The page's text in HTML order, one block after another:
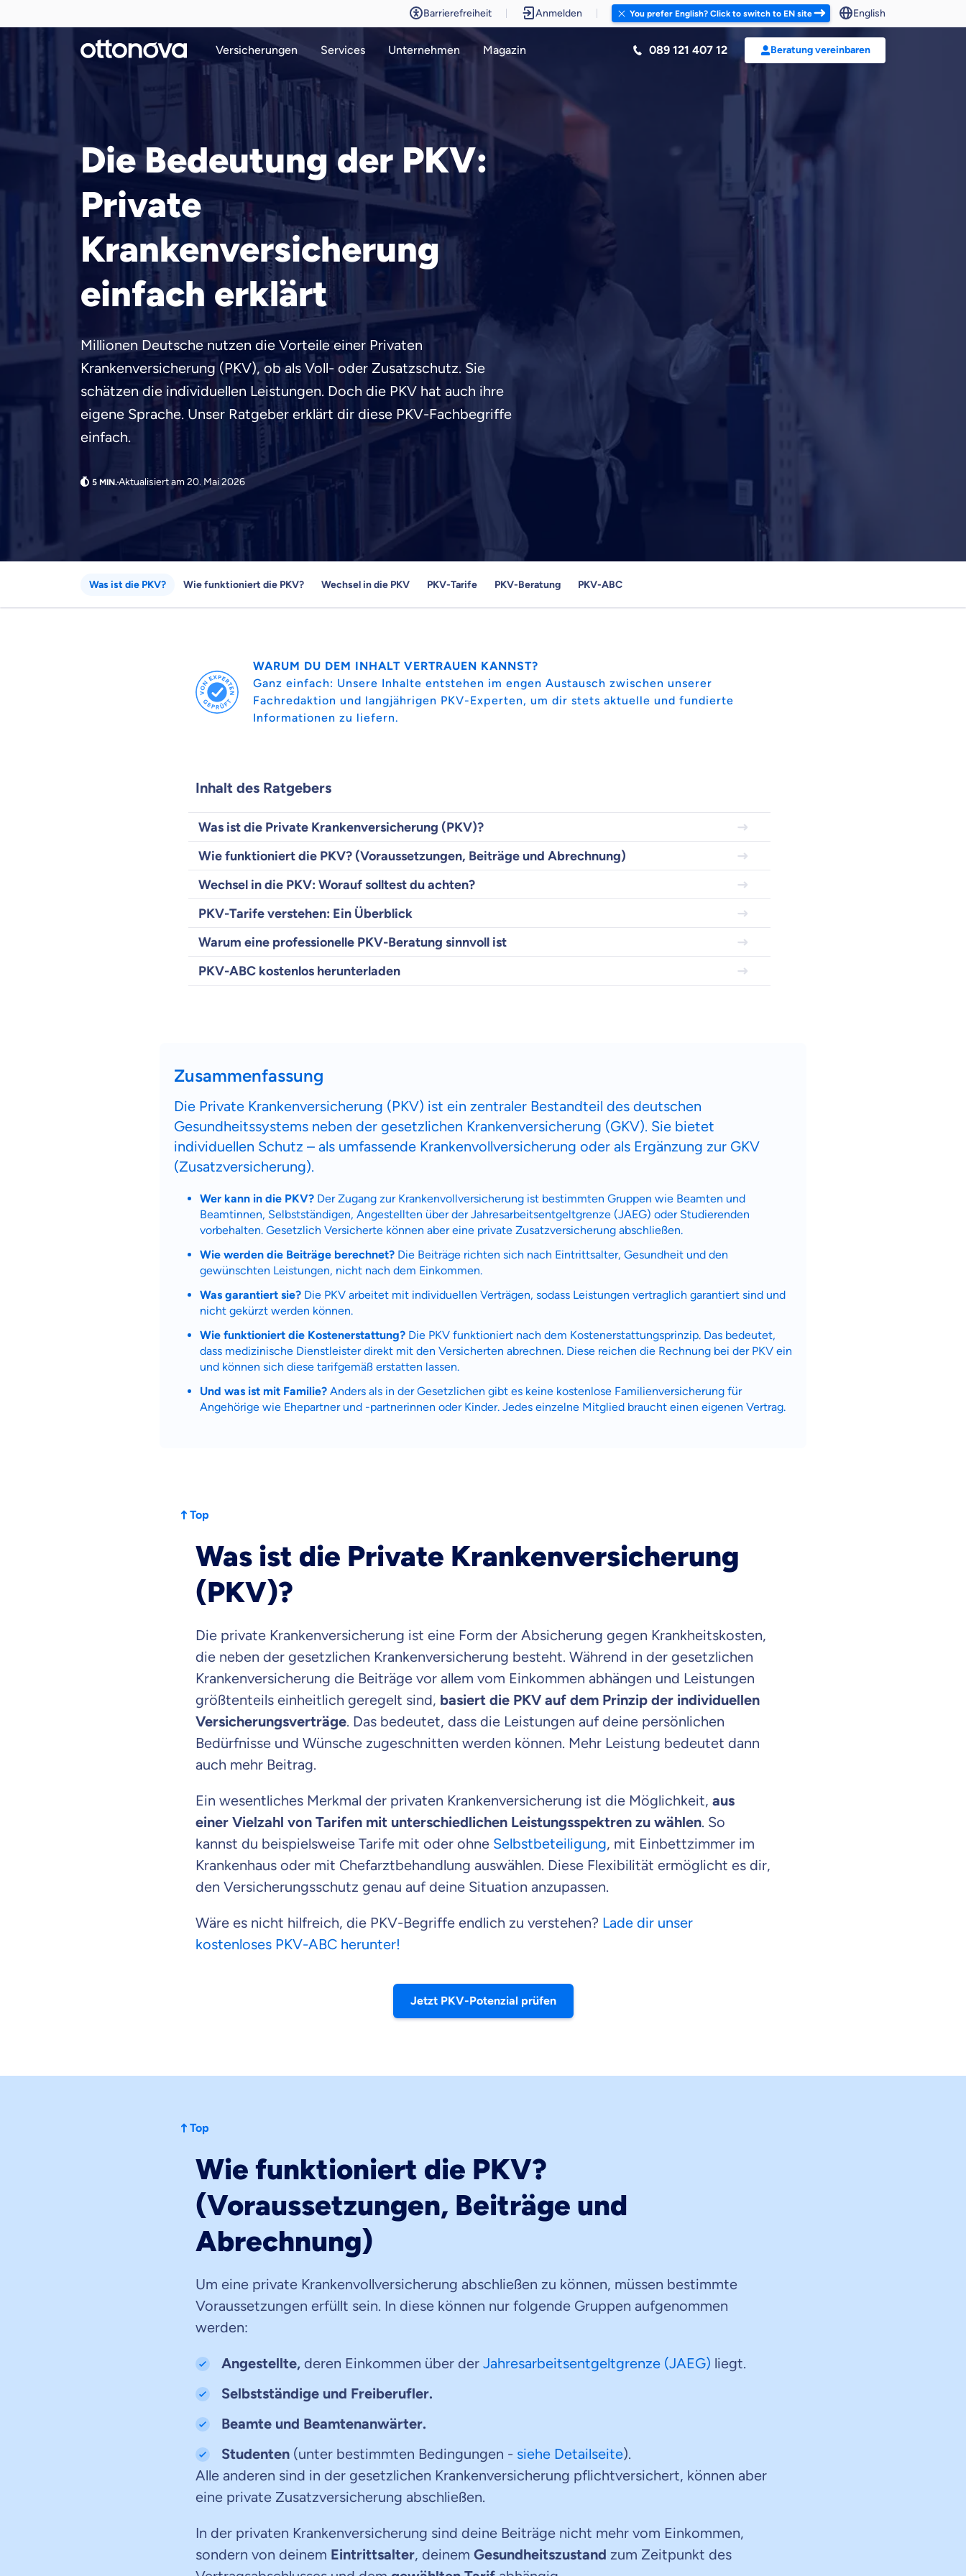
Barrierefreiheit Anmelden You prefer English? Click to switch to EN site English
Versicherungen Services Unternehmen Magazin 089 121 407 12 Beratung vereinbaren
Die Bedeutung der PKV:
Private
Krankenversicherung
einfach erklärt
Millionen Deutsche nutzen die Vorteile einer Privaten
Krankenversicherung (PKV), ob als Voll- oder Zusatzschutz. Sie
schätzen die individuellen Leistungen. Doch die PKV hat auch ihre
eigene Sprache. Unser Ratgeber erklärt dir diese PKV-Fachbegriffe
einfach.
Aktualisiert am 20. Mai 2026
Was ist die PKV? Wie funktioniert die PKV? Wechsel in die PKV PKV-Tarife PKV-Beratung PKV-ABC
WARUM DU DEM INHALT VERTRAUEN KANNST?
Ganz einfach: Unsere Inhalte entstehen im engen Austausch zwischen unserer
Fachredaktion und langjährigen PKV-Experten, um dir stets aktuelle und fundierte
Informationen zu liefern.
Inhalt des Ratgebers
Was ist die Private Krankenversicherung (PKV)?
Wie funktioniert die PKV? (Voraussetzungen, Beiträge und Abrechnung)
Wechsel in die PKV: Worauf solltest du achten?
PKV-Tarife verstehen: Ein Überblick
Warum eine professionelle PKV-Beratung sinnvoll ist
PKV-ABC kostenlos herunterladen
Zusammenfassung
Die Private Krankenversicherung (PKV) ist ein zentraler Bestandteil des deutschen
Gesundheitssystems neben der gesetzlichen Krankenversicherung (GKV). Sie bietet
individuellen Schutz – als umfassende Krankenvollversicherung oder als Ergänzung zur GKV
(Zusatzversicherung).
Wer kann in die PKV? Der Zugang zur Krankenvollversicherung ist bestimmten Gruppen wie Beamten und
Beamtinnen, Selbstständigen, Angestellten über der Jahresarbeitsentgeltgrenze (JAEG) oder Studierenden
vorbehalten. Gesetzlich Versicherte können aber eine private Zusatzversicherung abschließen.
Wie werden die Beiträge berechnet? Die Beiträge richten sich nach Eintrittsalter, Gesundheit und den
gewünschten Leistungen, nicht nach dem Einkommen.
Was garantiert sie? Die PKV arbeitet mit individuellen Verträgen, sodass Leistungen vertraglich garantiert sind und
nicht gekürzt werden können.
Wie funktioniert die Kostenerstattung? Die PKV funktioniert nach dem Kostenerstattungsprinzip. Das bedeutet,
dass medizinische Dienstleister direkt mit den Versicherten abrechnen. Diese reichen die Rechnung bei der PKV ein
und können sich diese tarifgemäß erstatten lassen.
Und was ist mit Familie? Anders als in der Gesetzlichen gibt es keine kostenlose Familienversicherung für
Angehörige wie Ehepartner und -partnerinnen oder Kinder. Jedes einzelne Mitglied braucht einen eigenen Vertrag.
Top
Was ist die Private Krankenversicherung
(PKV)?
Die private Krankenversicherung ist eine Form der Absicherung gegen Krankheitskosten,
die neben der gesetzlichen Krankenversicherung besteht. Während in der gesetzlichen
Krankenversicherung die Beiträge vor allem vom Einkommen abhängen und Leistungen
größtenteils einheitlich geregelt sind, basiert die PKV auf dem Prinzip der individuellen
Versicherungsverträge. Das bedeutet, dass die Leistungen auf deine persönlichen
Bedürfnisse und Wünsche zugeschnitten werden können. Mehr Leistung bedeutet dann
auch mehr Beitrag.
Ein wesentliches Merkmal der privaten Krankenversicherung ist die Möglichkeit, aus
einer Vielzahl von Tarifen mit unterschiedlichen Leistungsspektren zu wählen. So
kannst du beispielsweise Tarife mit oder ohne Selbstbeteiligung, mit Einbettzimmer im
Krankenhaus oder mit Chefarztbehandlung auswählen. Diese Flexibilität ermöglicht es dir,
den Versicherungsschutz genau auf deine Situation anzupassen.
Wäre es nicht hilfreich, die PKV-Begriffe endlich zu verstehen? Lade dir unser
kostenloses PKV-ABC herunter!
Jetzt PKV-Potenzial prüfen
Top
Wie funktioniert die PKV?
(Voraussetzungen, Beiträge und
Abrechnung)
Um eine private Krankenvollversicherung abschließen zu können, müssen bestimmte
Voraussetzungen erfüllt sein. In diese können nur folgende Gruppen aufgenommen
werden:
Angestellte, deren Einkommen über der Jahresarbeitsentgeltgrenze (JAEG) liegt.
Selbstständige und Freiberufler.
Beamte und Beamtenanwärter.
Studenten (unter bestimmten Bedingungen - siehe Detailseite).
Alle anderen sind in der gesetzlichen Krankenversicherung pflichtversichert, können aber
eine private Zusatzversicherung abschließen.
In der privaten Krankenversicherung sind deine Beiträge nicht mehr vom Einkommen,
sondern von deinem Eintrittsalter, deinem Gesundheitszustand zum Zeitpunkt des
Weil es uns wichtig ist, dass du
dich gut beraten fühlst.
Objektive und faire Beratung
Wir möchten, dass du dich aus Überzeugung für uns entscheidest.
Vergleich mit anderen Tarifen am Markt
Wir helfen dir dabei Unterschiede in Versicherungen zu verstehen
Versicherung
Beamten
Versicherung
Zahnzusatz
Krankenhaus
Versicherung
Mit dem Abschicken meiner Daten erkläre ich meine Einwilligung zur